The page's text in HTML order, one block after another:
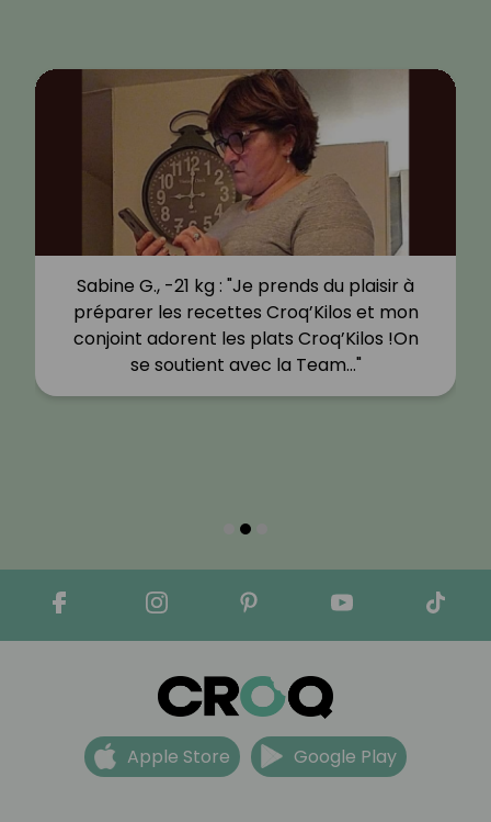
Sabine G., -21 kg : "Je prends du plaisir à
préparer les recettes Croq’Kilos et mon
conjoint adorent les plats Croq’Kilos !On
se soutient avec la Team…"
Apple Store Google Play